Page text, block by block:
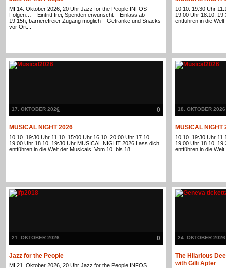
MI 14. Oktober 2026, 20 Uhr Jazz for the People INFOS
Folgen… – Eintritt frei, Spenden erwünscht – Einlass ab
19:15h, barrierefreier Zugang möglich – Getränke und Snacks
vor Ort...
10.10. 19:30 Uhr
19:00 Uhr 18.10.
entführen in die
0
17. OKTOBER 2026
MUSICAL NIGHT 2026
10.10. 19:30 Uhr 11.10. 15:00 Uhr 16.10. 20:00 Uhr 17.10.
19:00 Uhr 18.10. 19:30 Uhr MUSICAL NIGHT 2026 Lass dich
entführen in die Welt der Musicals! Vom 10. bis 18....
18. OKTOBER 2026
MUSICAL NIGHT
10.10. 19:30 Uhr
19:00 Uhr 18.10.
entführen in die
0
21. OKTOBER 2026
Jazz for the People
MI 21. Oktober 2026, 20 Uhr Jazz for the People INFOS
24. OKTOBER 2026
The Hilarious
with Gilli Apter